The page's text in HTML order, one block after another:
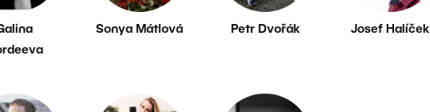
Sonya Mátlová Petr Dvořák Josef Halíček